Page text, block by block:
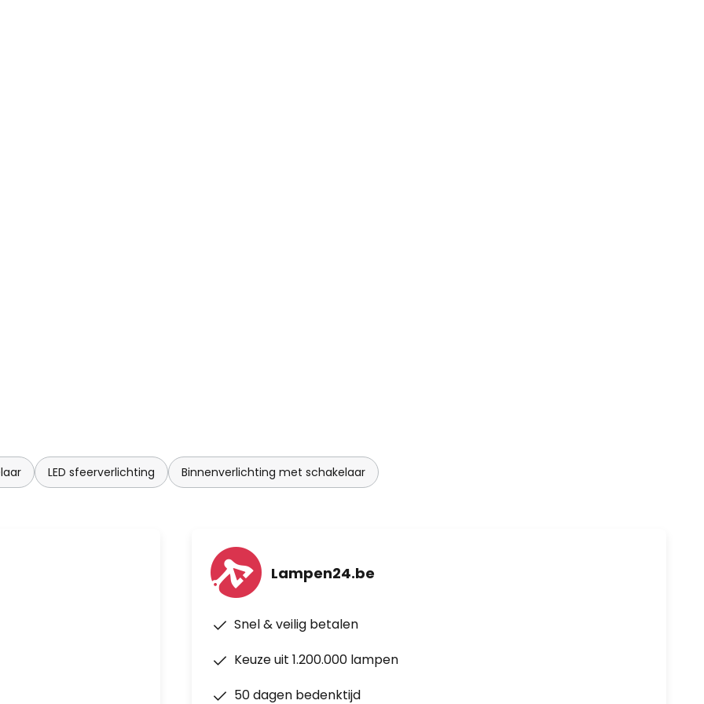
direct, niet-verblindend licht
op batterijen. Er zijn
- als highlight
op het bureau of voor
De batterij, die tot
LED sfeerverlichting Binnenverlichting met schakelaar
Lampen24.be
Snel & veilig betalen
Keuze uit 1.200.000 lampen
50 dagen bedenktijd